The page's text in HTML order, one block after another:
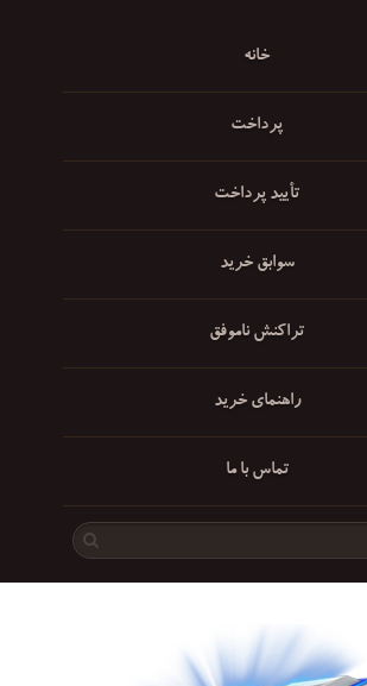
خانه
پرداخت
تأیید پرداخت
سوابق خرید
تراکنش ناموفق
راهنمای خرید
تماس با ما